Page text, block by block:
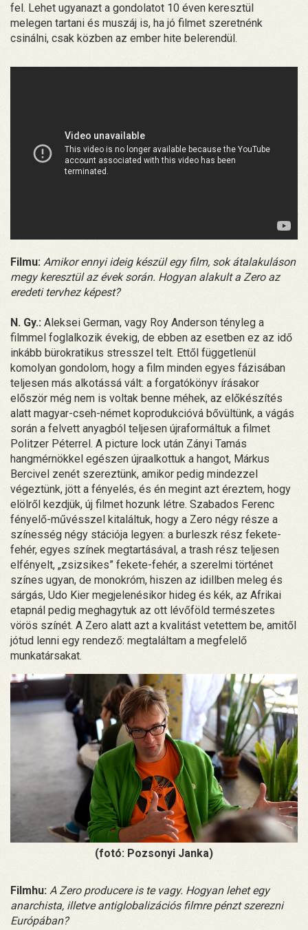
fel. Lehet ugyanazt a gondolatot 10 éven keresztül
melegen tartani és muszáj is, ha jó filmet szeretnénk
csinálni, csak közben az ember hite belerendül.
Filmu: Amikor ennyi ideig készül egy film, sok átalakuláson
megy keresztül az évek során. Hogyan alakult a Zero az
eredeti tervhez képest?
N. Gy.: Aleksei German, vagy Roy Anderson tényleg a
filmmel foglalkozik évekig, de ebben az esetben ez az idő
inkább bürokratikus stresszel telt. Ettől függetlenül
komolyan gondolom, hogy a film minden egyes fázisában
teljesen más alkotássá vált: a forgatókönyv írásakor
először még nem is voltak benne méhek, az előkészítés
alatt magyar-cseh-német koprodukcióvá bővültünk, a vágás
során a felvett anyagból teljesen újraformáltuk a filmet
Politzer Péterrel. A picture lock után Zányi Tamás
hangmérnökkel egészen újraalkottuk a hangot, Márkus
Bercivel zenét szereztünk, amikor pedig mindezzel
végeztünk, jött a fényelés, és én megint azt éreztem, hogy
elölről kezdjük, új filmet hozunk létre. Szabados Ferenc
fényelő-művésszel kitaláltuk, hogy a Zero négy része a
színesség négy stációja legyen: a burleszk rész fekete-
fehér, egyes színek megtartásával, a trash rész teljesen
elfényelt, „zsizsikes” fekete-fehér, a szerelmi történet
színes ugyan, de monokróm, hiszen az idillben meleg és
sárgás, Udo Kier megjelenésikor hideg és kék, az Afrikai
etapnál pedig meghagytuk az ott lévőföld természetes
vörös színét. A Zero alatt azt a kvalitást vetettem be, amitől
jótud lenni egy rendező: megtaláltam a megfelelő
munkatársakat.
(fotó: Pozsonyi Janka)
Filmhu: A Zero producere is te vagy. Hogyan lehet egy
anarchista, illetve antiglobalizációs filmre pénzt szerezni
Európában?